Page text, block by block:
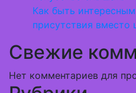
Как быть
присутствия вместо
Свежие
Нет комментариев для